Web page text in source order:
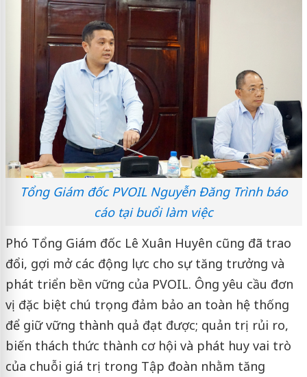
Tổng Giám đốc PVOIL Nguyễn Đăng Trình báo
cáo tại buổi làm việc
Phó Tổng Giám đốc Lê Xuân Huyên cũng đã trao
đổi, gợi mở các động lực cho sự tăng trưởng và
phát triển bền vững của PVOIL. Ông yêu cầu đơn
vị đặc biệt chú trọng đảm bảo an toàn hệ thống
để giữ vững thành quả đạt được; quản trị rủi ro,
biến thách thức thành cơ hội và phát huy vai trò
của chuỗi giá trị trong Tập đoàn nhằm tăng